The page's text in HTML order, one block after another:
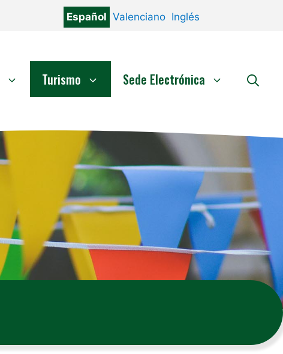
Español Valenciano Inglés
Turismo Sede Electrónica